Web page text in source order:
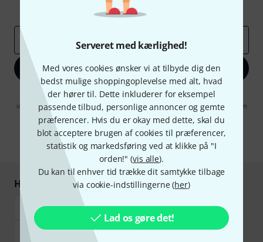
Serveret med kærlighed!
Med vores cookies ønsker vi at tilbyde dig den
bedst mulige shoppingoplevelse med alt, hvad
der hører til. Dette inkluderer for eksempel
passende tilbud, personlige annoncer og gemte
præferencer. Hvis du er okay med dette, skal du
blot acceptere brugen af cookies til præferencer,
statistik og markedsføring ved at klikke på "I
orden!" (vis alle).
Du kan til enhver tid trække dit samtykke tilbage
via cookie-indstillingerne (her)
Lad os gøre det!
Inspirerende bidrag
Tilbud
Email adresse*
Tilmeld dig nu
Når jeg klikker på "Tilmeld dig nu", erklærer jeg mig samtidig
indforstået med at modtage e-mail-reklame. Dette tilsagn kan når som
helst trækkes tilbage. Find yderligere informationer i vores
informationer om databeskyttelse.
* Obligatorisk felt
Handl og betal sikkert